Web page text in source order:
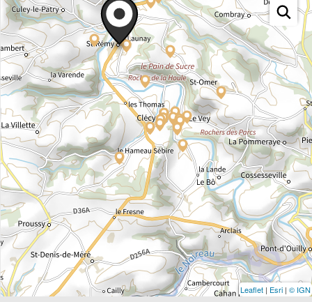
Leaflet | Esri | © IGN